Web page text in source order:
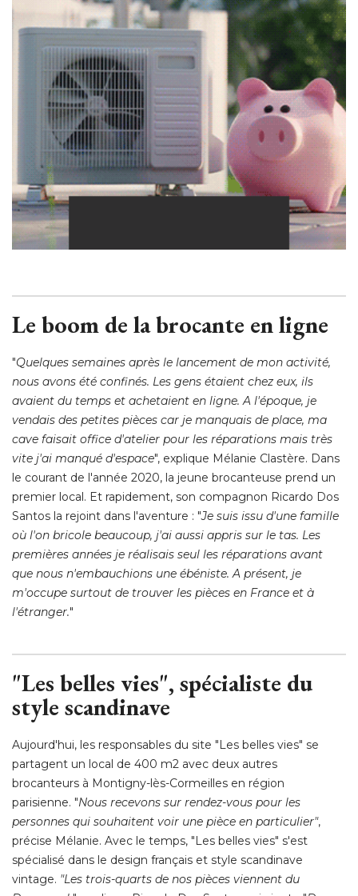
Le boom de la brocante en ligne
"Quelques semaines après le lancement de mon activité,
nous avons été confinés. Les gens étaient chez eux, ils
avaient du temps et achetaient en ligne. A l'époque, je
vendais des petites pièces car je manquais de place, ma
cave faisait office d'atelier pour les réparations mais très
vite j'ai manqué d'espace", explique Mélanie Clastère. Dans
le courant de l'année 2020, la jeune brocanteuse prend un
premier local. Et rapidement, son compagnon Ricardo Dos
Santos la rejoint dans l'aventure : "Je suis issu d'une famille
où l'on bricole beaucoup, j'ai aussi appris sur le tas. Les
premières années je réalisais seul les réparations avant
que nous n'embauchions une ébéniste. A présent, je
m'occupe surtout de trouver les pièces en France et à
l'étranger."
"Les belles vies", spécialiste du
style scandinave
Aujourd'hui, les responsables du site "Les belles vies" se
partagent un local de 400 m2 avec deux autres
brocanteurs à Montigny-lès-Cormeilles en région
parisienne. "Nous recevons sur rendez-vous pour les
personnes qui souhaitent voir une pièce en particulier",
précise Mélanie. Avec le temps, "Les belles vies" s'est
spécialisé dans le design français et style scandinave
vintage. "Les trois-quarts de nos pièces viennent du